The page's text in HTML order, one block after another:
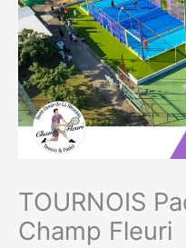
TOURNOIS
Champ Fleuri